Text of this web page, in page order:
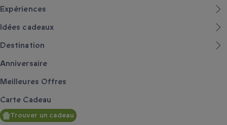
Expériences
Idées cadeaux
Destination
Anniversaire
Meilleures Offres
Carte Cadeau
Trouver un cadeau